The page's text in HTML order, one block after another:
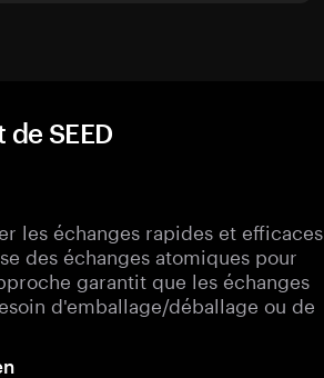
SEED
les échanges rapides et efficaces
des échanges atomiques pour
garantit que les échanges
d'emballage/déballage ou de